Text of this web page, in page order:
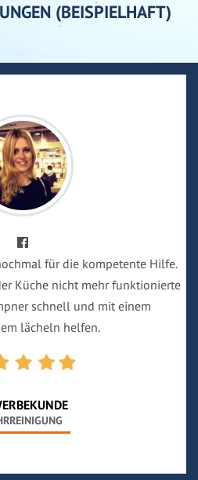
(BEISPIELHAFT)
für die kompetente Hilfe.
Küche nicht mehr funktionierte
schnell und mit einem
lächeln helfen.